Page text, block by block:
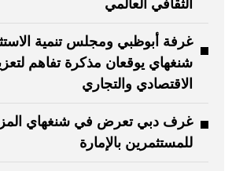
الثقافي العالمي
غرفة أبوظبي ومجلس تنمية
شنغهاي يوقعان مذكرة تفاهم
الاقتصادي والتجاري
غرف دبي تعرض في شنغهاي
للمستثمرين بالإمارة